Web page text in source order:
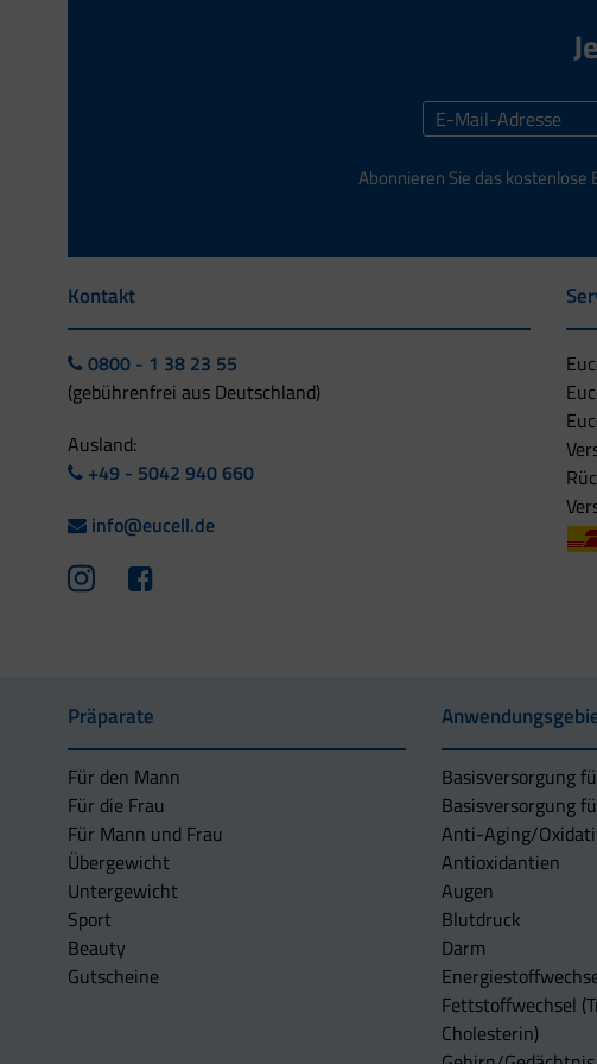
Abonnieren Sie das kostenlose
Kontakt
0800 - 1 38 23 55
(gebührenfrei aus Deutschland)
Ausland:
+49 - 5042 940 660
info@eucell.de
Präparate
Für den Mann
Für die Frau
Für Mann und Frau
Übergewicht
Untergewicht
Sport
Beauty
Gutscheine
Basisversorgung
Basisversorgung
Anti-Aging/
Antioxidantien
Augen
Blutdruck
Darm
Fettstoffwechsel
Cholesterin)